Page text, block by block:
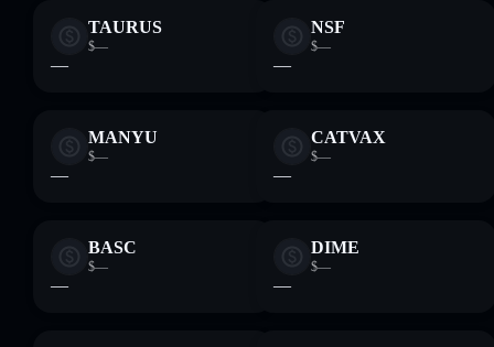
TAURUS
$—
—
NSF
$—
—
MANYU
$—
—
CATVAX
$—
—
BASC
$—
—
DIME
$—
—